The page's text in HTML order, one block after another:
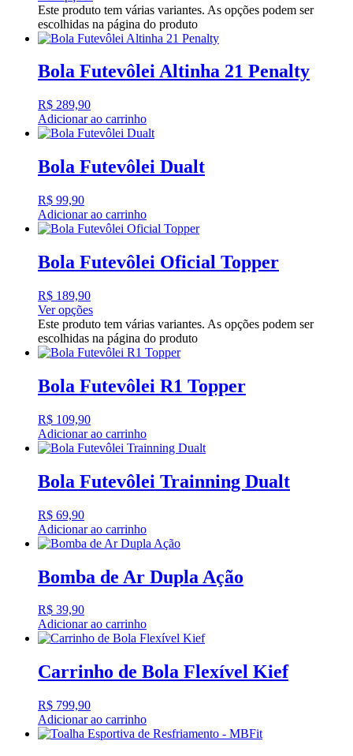
Este produto tem várias variantes. As opções podem ser
escolhidas na página do produto
Bola Futevôlei Altinha 21 Penalty
R$ 289,90
Adicionar ao carrinho
Bola Futevôlei Dualt
R$ 99,90
Adicionar ao carrinho
Bola Futevôlei Oficial Topper
R$ 189,90
Ver opções
Este produto tem várias variantes. As opções podem ser
escolhidas na página do produto
Bola Futevôlei R1 Topper
R$ 109,90
Adicionar ao carrinho
Bola Futevôlei Trainning Dualt
R$ 69,90
Adicionar ao carrinho
Bomba de Ar Dupla Ação
R$ 39,90
Adicionar ao carrinho
Carrinho de Bola Flexível Kief
R$ 799,90
Adicionar ao carrinho